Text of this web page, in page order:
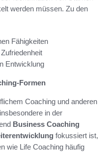
werden müssen. Zu den
Fähigkeiten
Entwicklung
Formen
Coaching und anderen
in der
Business Coaching
fokussiert ist,
wie Life Coaching häufig